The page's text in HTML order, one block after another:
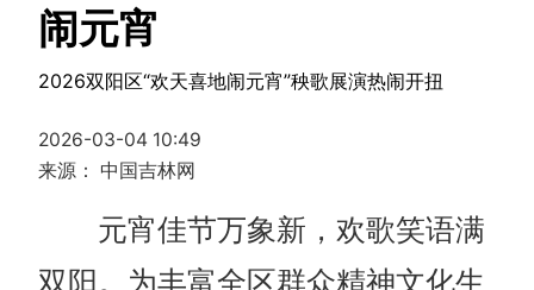
闹元宵
2026双阳区“欢天喜地闹元宵”秧歌展演热闹开扭
2026-03-04 10:49
来源： 中国吉林网
元宵佳节万象新，欢歌笑语满
双阳。为丰富全区群众精神文化生